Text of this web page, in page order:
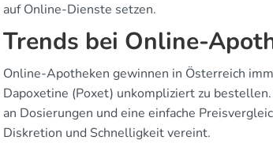
auf Online-Dienste setzen.
Trends bei Online-
Online-Apotheken gewinnen in Österreich
Dapoxetine (Poxet) unkompliziert zu
an Dosierungen und eine einfache
Diskretion und Schnelligkeit vereint.